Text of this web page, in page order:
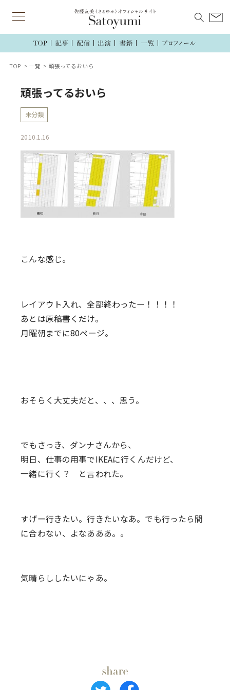
TOP 一覧 頑張ってるおいら
頑張ってるおいら
未分類
2010.1.16
こんな感じ。
レイアウト入れ、全部終わったー！！！！
あとは原稿書くだけ。
月曜朝までに80ページ。
おそらく大丈夫だと、、、思う。
でもさっき、ダンナさんから、
明日、仕事の用事でIKEAに行くんだけど、
一緒に行く？ と言われた。
すげー行きたい。行きたいなあ。でも行ったら間
に合わない、よなあああ。。
気晴らししたいにゃあ。